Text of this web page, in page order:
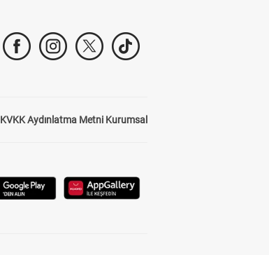
KVKK Aydınlatma Metni Kurumsal